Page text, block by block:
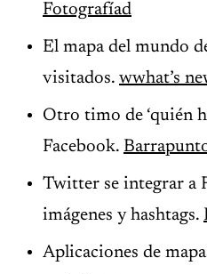
Fotografíad
El mapa del mundo
visitados. wwhat’s
Otro timo de ‘quién
Facebook.
Twitter se integrar a
imágenes y hashtags.
Aplicaciones de